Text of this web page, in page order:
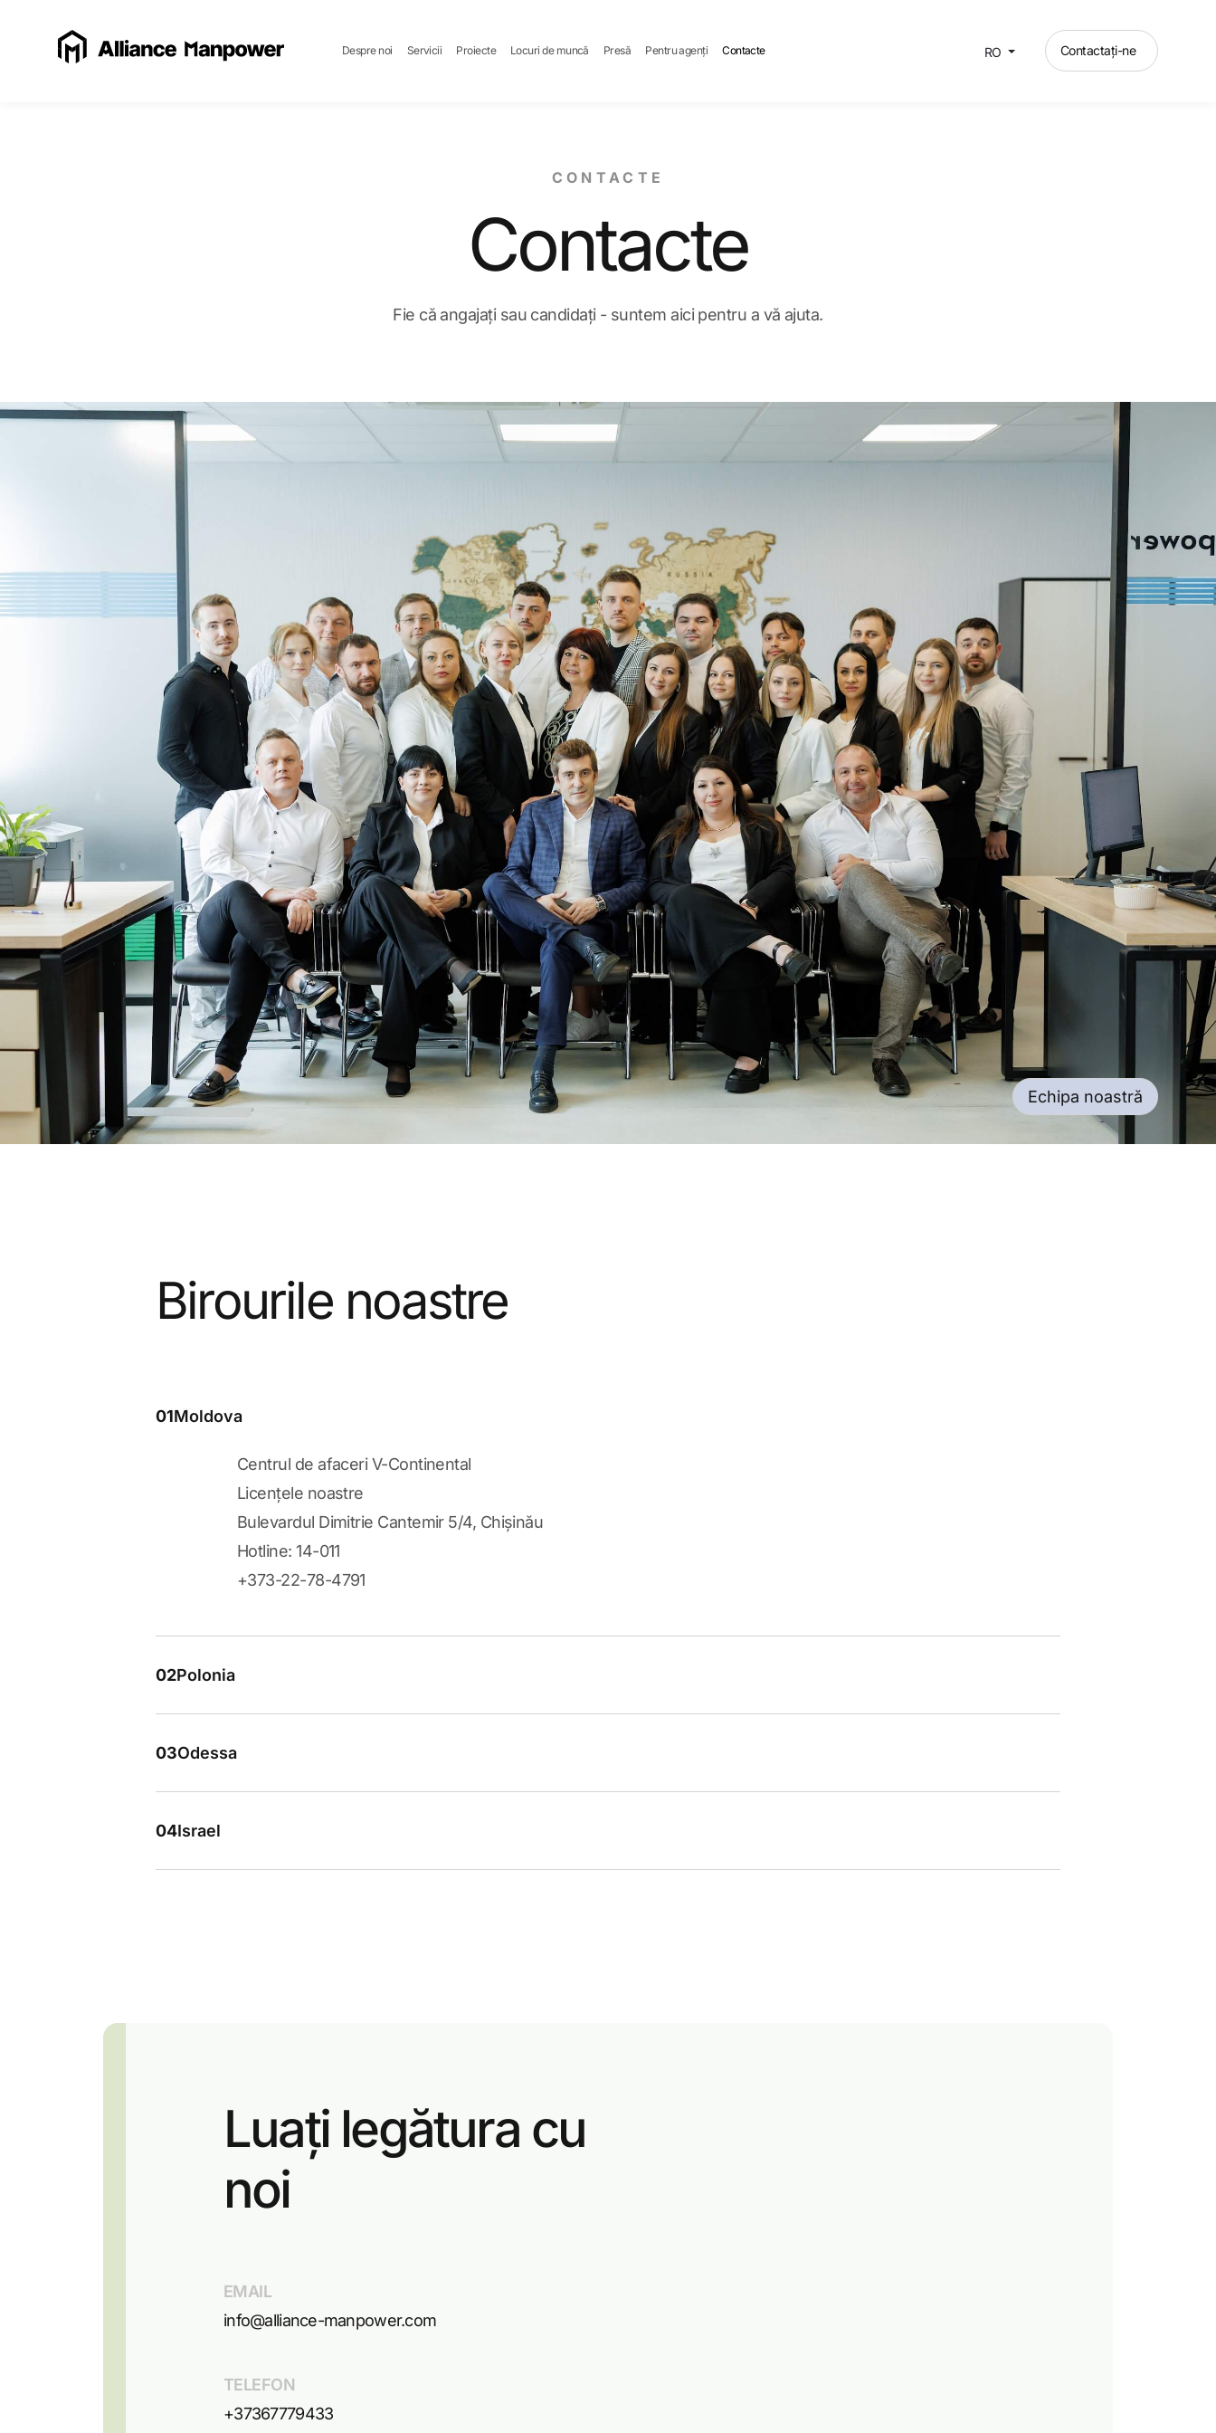
Despre noi Servicii Proiecte Locuri de muncă Presă Pentru agenți Contacte RO Contactați-ne
CONTACTE
Contacte
Fie că angajați sau candidați - suntem aici pentru a vă ajuta.
Echipa noastră
Birourile noastre
01Moldova
Centrul de afaceri V-Continental
Licențele noastre
Bulevardul Dimitrie Cantemir 5/4, Chișinău
Hotline: 14-011
+373-22-78-4791
02Polonia
03Odessa
04Israel
Luați legătura cu
noi
EMAIL
info@alliance-manpower.com
TELEFON
+37367779433